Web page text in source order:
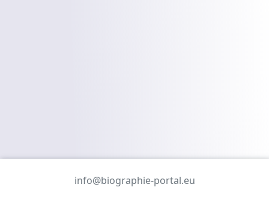
info@biographie-portal.eu